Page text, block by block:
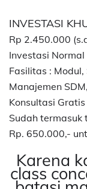
INVESTASI
Rp 2.450.000
Investasi
Fasilitas :
Manajemen
Konsultasi Gratis
Sudah termasuk
Rp. 650.000,-
Karena
class